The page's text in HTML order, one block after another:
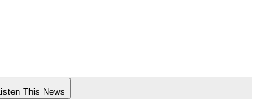
Listen This News